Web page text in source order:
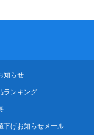
知らせ
ランキング
下げお知らせメール